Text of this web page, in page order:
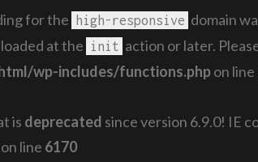
for the high-responsive domain
at the
init action or later.
wp-includes/functions.phpon line
is deprecated since version 6.9.0! IE
on line 6170